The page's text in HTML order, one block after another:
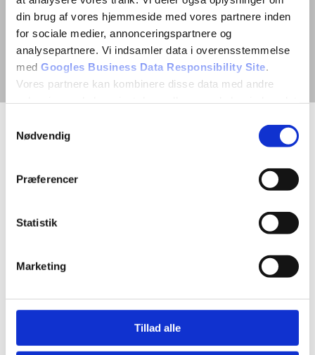
din brug af vores hjemmeside med vores partnere inden
for sociale medier, annonceringspartnere og
analysepartnere. Vi indsamler data i overensstemmelse
med Googles Business Data Responsibility Site
Vores partnere kan kombinere disse data med andre
Nødvendig
Præferencer
Statistik
Marketing
Tillad alle
UNDGÅ SKATTEREGNING HVIS
UDEFRA
nedsætter sig som selvstændig og udøver
assistance for et enkelt firma og evt. få andre – ofte
det firma, som de tidligere har været ansat i.